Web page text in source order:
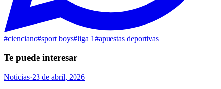
#cienciano#sport boys#liga 1#apuestas deportivas
Te puede interesar
Noticias·23 de abril, 2026